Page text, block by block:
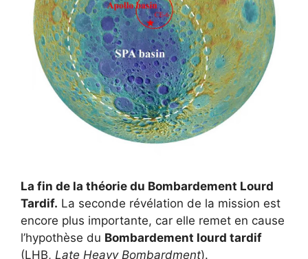
La fin de la théorie du Bombardement Lourd
Tardif. La seconde révélation de la mission est
encore plus importante, car elle remet en cause
l’hypothèse du Bombardement lourd tardif
(LHB, Late Heavy Bombardment).